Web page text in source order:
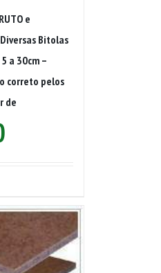
e
Diversas Bitolas
a 30cm –
correto pelos
de